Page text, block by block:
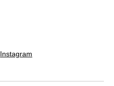
Instagram